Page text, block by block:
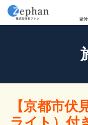
受
【京都市伏